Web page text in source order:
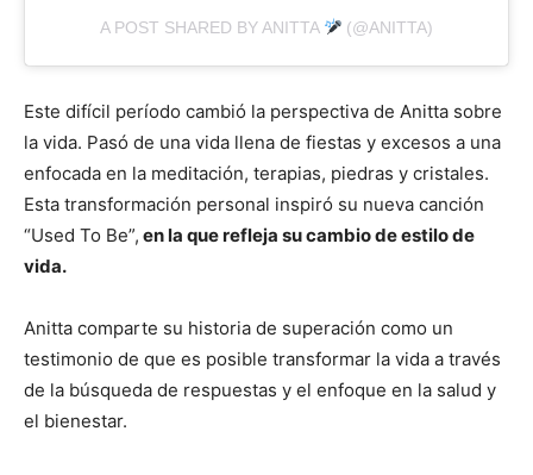
A POST SHARED BY ANITTA (@ANITTA)
Este difícil período cambió la perspectiva de Anitta sobre
la vida. Pasó de una vida llena de fiestas y excesos a una
enfocada en la meditación, terapias, piedras y cristales.
Esta transformación personal inspiró su nueva canción
“Used To Be”, en la que refleja su cambio de estilo de
vida.
Anitta comparte su historia de superación como un
testimonio de que es posible transformar la vida a través
de la búsqueda de respuestas y el enfoque en la salud y
el bienestar.